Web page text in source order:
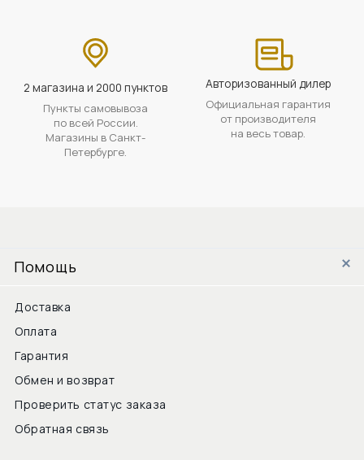
2 магазина и 2000 пунктов
Пункты самовывоза
по всей России.
Магазины в Санкт-
Петербурге.
Авторизованный дилер
Официальная гарантия
от производителя
на весь товар.
Помощь
Доставка
Оплата
Гарантия
Обмен и возврат
Проверить статус заказа
Обратная связь